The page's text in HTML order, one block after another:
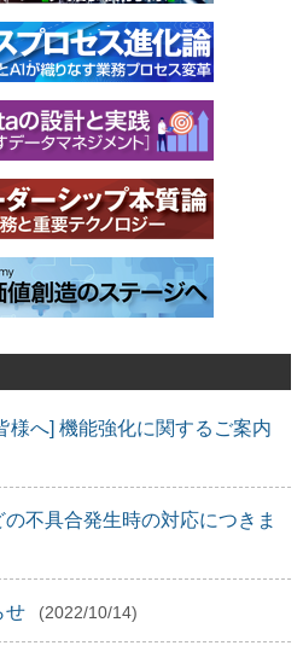
様へ] 機能強化に関するご案内
不具合発生時の対応につきま
せ (2022/10/14)